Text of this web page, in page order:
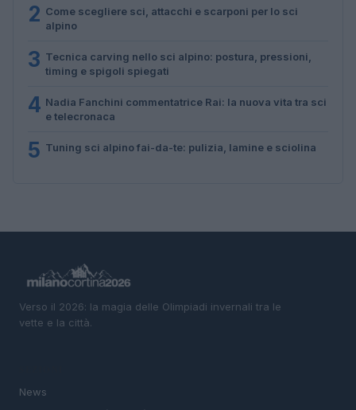
2 Come scegliere sci, attacchi e scarponi per lo sci
alpino
3 Tecnica carving nello sci alpino: postura, pressioni,
timing e spigoli spiegati
4 Nadia Fanchini commentatrice Rai: la nuova vita tra sci
e telecronaca
5 Tuning sci alpino fai-da-te: pulizia, lamine e sciolina
Verso il 2026: la magia delle Olimpiadi invernali tra le
vette e la città.
News